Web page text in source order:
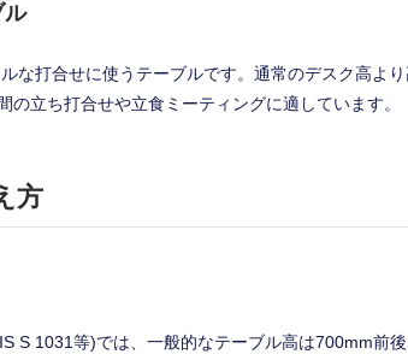
ル
な打合せに使うテーブルです。通常のデスク高よ
立ち打合せや立食ミーティングに適しています。
方
S 1031等)では、一般的なテーブル高は700mm前